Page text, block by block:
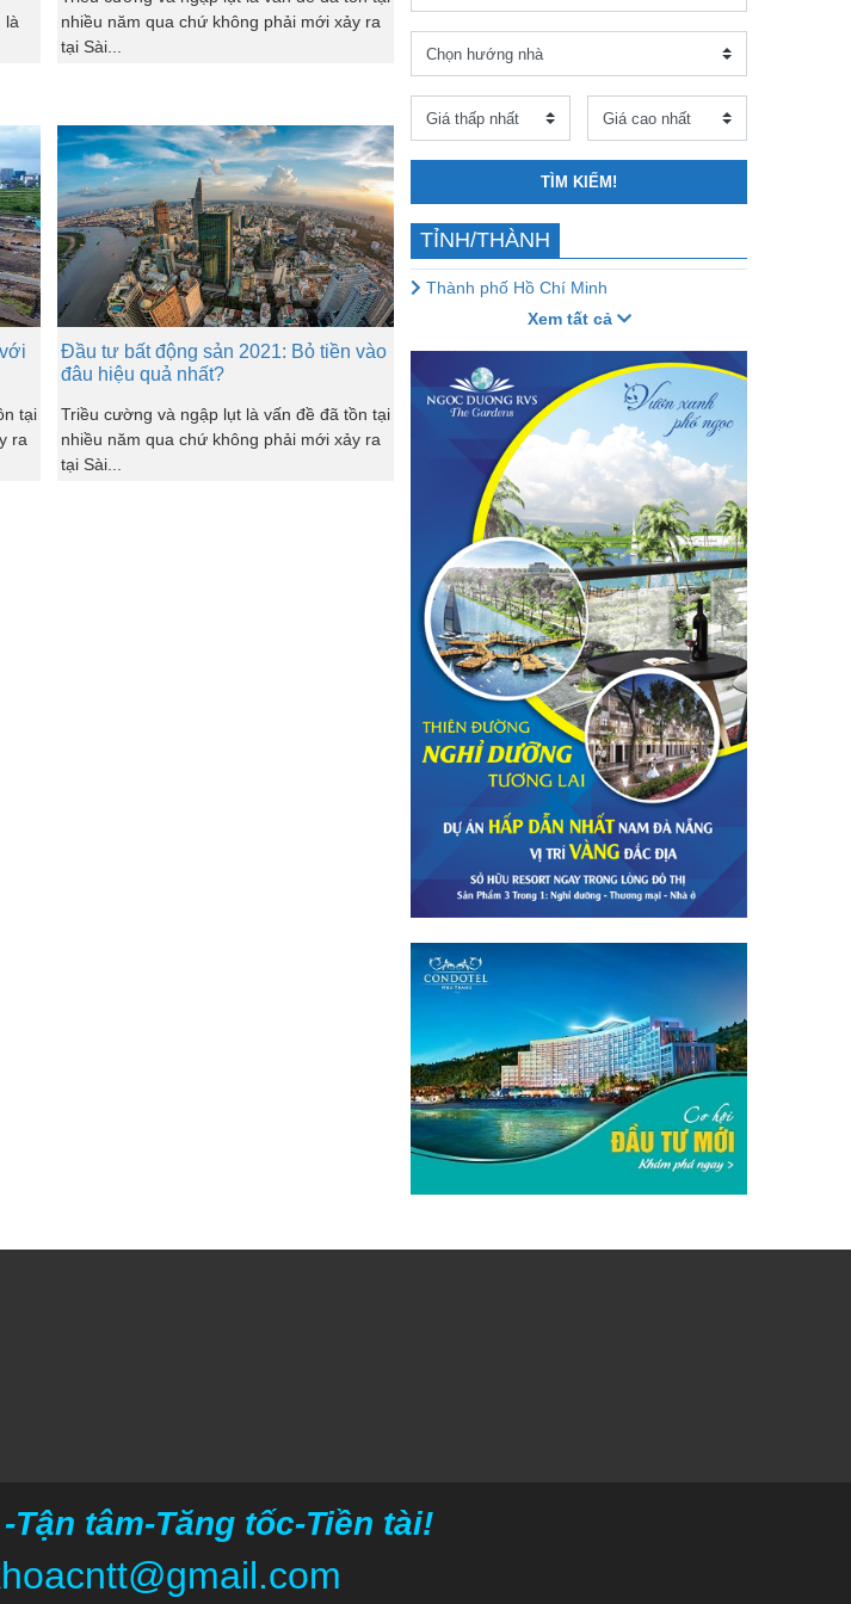
là
nhiều năm qua chứ không phải mới xảy ra
tại Sài...
tại
ra
Đầu tư bất động sản 2021: Bỏ tiền vào
đâu hiệu quả nhất?
Triều cường và ngập lụt là vấn đề đã tồn tại
nhiều năm qua chứ không phải mới xảy ra
tại Sài...
TÌM KIẾM!
TỈNH/THÀNH
Thành phố Hồ Chí Minh
Xem tất cả
Tận tâm-Tăng tốc-Tiền tài!